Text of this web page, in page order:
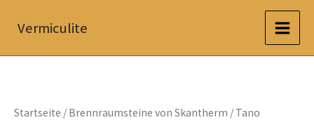
InhaltVermiculite
Startseite / Brennraumsteine von Skantherm / Tano